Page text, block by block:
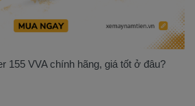
155 VVA chính hãng, giá tốt ở đâu?